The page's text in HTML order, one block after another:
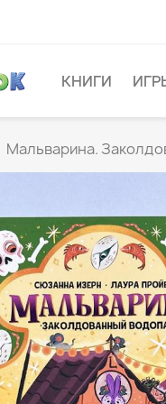
КНИГИ
Мальварина.